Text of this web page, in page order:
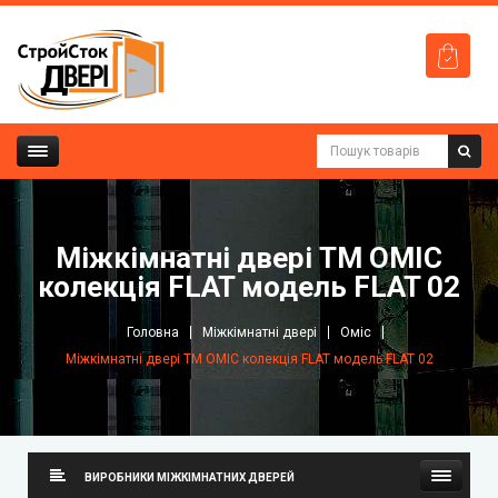
Mіжкімнатні двері ТМ ОМІС
колекція FLAT модель FLAT 02
Головна Міжкімнатні двері
Оміс
Mіжкімнатні двері ТМ ОМІС колекція FLAT модель FLAT 02
ВИРОБНИКИ МІЖКІМНАТНИХ ДВЕРЕЙ